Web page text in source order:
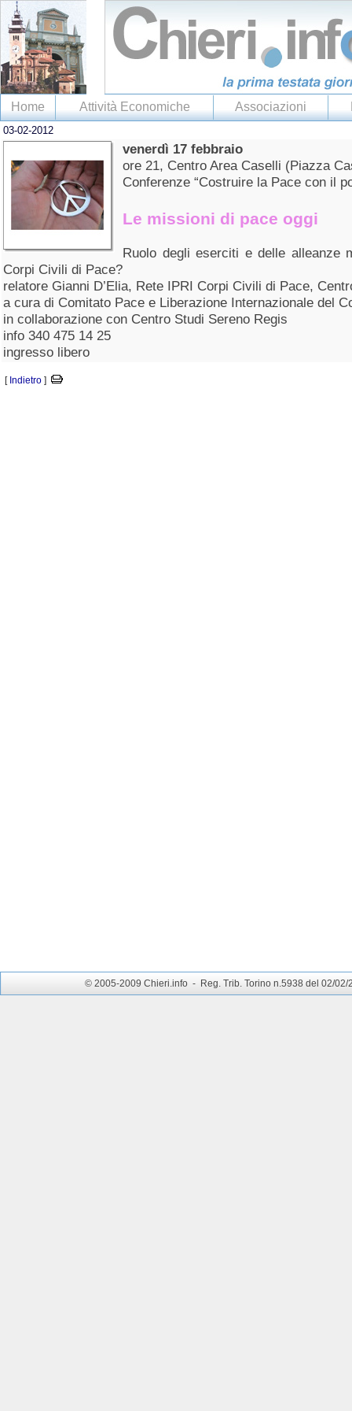
Home Attività Economiche Associazioni
03-02-2012
venerdì 17 febbraio
ore 21, Centro Area Caselli (Piazza
Conferenze “Costruire la Pace con il
Le missioni di pace oggi
Ruolo degli eserciti e delle alleanze
Corpi Civili di Pace?
relatore Gianni D’Elia, Rete IPRI Corpi Civili di Pace,
a cura di Comitato Pace e Liberazione Internazionale del
in collaborazione con Centro Studi Sereno Regis
info 340 475 14 25
ingresso libero
[ Indietro ]
© 2005-2009 Chieri.info - Reg. Trib. Torino n.5938 del 02/02/